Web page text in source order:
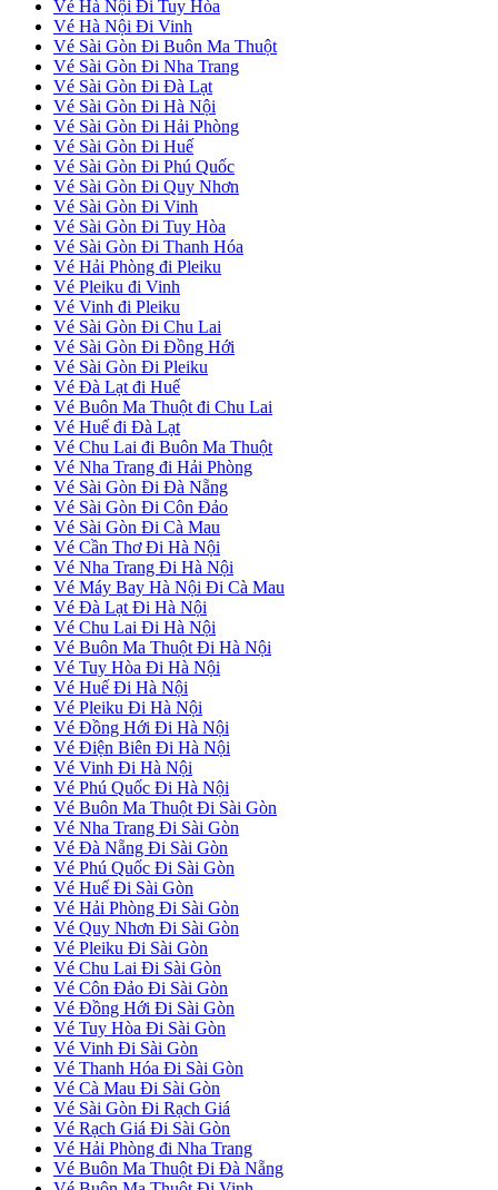
Vé Hà Nội Đi Tuy Hòa
Vé Hà Nội Đi Vinh
Vé Sài Gòn Đi Buôn Ma Thuột
Vé Sài Gòn Đi Nha Trang
Vé Sài Gòn Đi Đà Lạt
Vé Sài Gòn Đi Hà Nội
Vé Sài Gòn Đi Hải Phòng
Vé Sài Gòn Đi Huế
Vé Sài Gòn Đi Phú Quốc
Vé Sài Gòn Đi Quy Nhơn
Vé Sài Gòn Đi Vinh
Vé Sài Gòn Đi Tuy Hòa
Vé Sài Gòn Đi Thanh Hóa
Vé Hải Phòng đi Pleiku
Vé Pleiku đi Vinh
Vé Vinh đi Pleiku
Vé Sài Gòn Đi Chu Lai
Vé Sài Gòn Đi Đồng Hới
Vé Sài Gòn Đi Pleiku
Vé Đà Lạt đi Huế
Vé Buôn Ma Thuột đi Chu Lai
Vé Huế đi Đà Lạt
Vé Chu Lai đi Buôn Ma Thuột
Vé Nha Trang đi Hải Phòng
Vé Sài Gòn Đi Đà Nẵng
Vé Sài Gòn Đi Côn Đảo
Vé Sài Gòn Đi Cà Mau
Vé Cần Thơ Đi Hà Nội
Vé Nha Trang Đi Hà Nội
Vé Máy Bay Hà Nội Đi Cà Mau
Vé Đà Lạt Đi Hà Nội
Vé Chu Lai Đi Hà Nội
Vé Buôn Ma Thuột Đi Hà Nội
Vé Tuy Hòa Đi Hà Nội
Vé Huế Đi Hà Nội
Vé Pleiku Đi Hà Nội
Vé Đồng Hới Đi Hà Nội
Vé Điện Biên Đi Hà Nội
Vé Vinh Đi Hà Nội
Vé Phú Quốc Đi Hà Nội
Vé Buôn Ma Thuột Đi Sài Gòn
Vé Nha Trang Đi Sài Gòn
Vé Đà Nẵng Đi Sài Gòn
Vé Phú Quốc Đi Sài Gòn
Vé Huế Đi Sài Gòn
Vé Hải Phòng Đi Sài Gòn
Vé Quy Nhơn Đi Sài Gòn
Vé Pleiku Đi Sài Gòn
Vé Chu Lai Đi Sài Gòn
Vé Côn Đảo Đi Sài Gòn
Vé Đồng Hới Đi Sài Gòn
Vé Tuy Hòa Đi Sài Gòn
Vé Vinh Đi Sài Gòn
Vé Thanh Hóa Đi Sài Gòn
Vé Cà Mau Đi Sài Gòn
Vé Sài Gòn Đi Rạch Giá
Vé Rạch Giá Đi Sài Gòn
Vé Hải Phòng đi Nha Trang
Vé Buôn Ma Thuột Đi Đà Nẵng